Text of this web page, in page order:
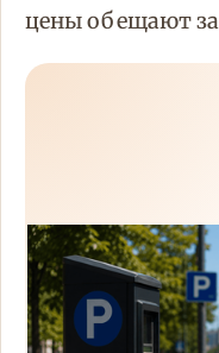
цены обещают